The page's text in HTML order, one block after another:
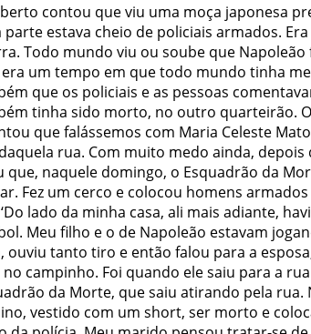
contou que viu uma moça japonesa
parte estava cheio de policiais armados.
Todo mundo viu ou soube que
era um tempo em que todo mundo tinha
que os policiais e as pessoas
tinha sido morto, no outro quarteirão.
que falássemos com Maria Celeste
rua. Com muito medo ainda,
que, naquele domingo, o Esquadrão da
Fez um cerco e colocou homens
lado da minha casa, ali mais adiante,
Meu filho e o de Napoleão estavam
ouviu tanto tiro e então falou para a
campinho. Foi quando ele saiu para a
da Morte, que saiu atirando pela rua.
vestido com um short, ser morto e